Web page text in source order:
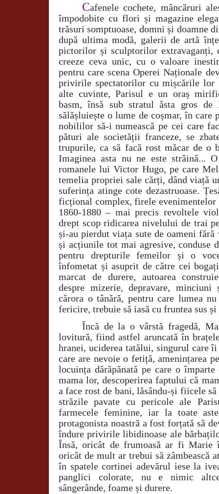
Cafenele cochete, mâncăruri
împodobite cu flori și magazine
trăsuri somptuoase, domni și doamne
după ultima modă, galerii de artă
pictorilor și sculptorilor extravaganți,
creeze ceva unic, cu o valoare
pentru care scena Operei Naționale
privirile spectatorilor cu mișcările lor
alte cuvinte, Parisul e un oraș
basm, însă sub stratul ăsta gros
sălășluiește o lume de coșmar, în care
nobililor să-i numească pe cei care
pături ale societății franceze, se
trupurile, ca să facă rost măcar de o
Imaginea asta nu ne este străină...
romanele lui Victor Hugo, pe care
temelia propriei sale cărți, dând viață
suferința atinge cote dezastruoase.
ficțional complex, firele
1860-1880 – mai precis revoltele
drept scop ridicarea nivelului de trai
și-au pierdut viața sute de oameni
și acțiunile tot mai agresive, conduse
pentru drepturile femeilor și o
înfometat și asuprit de către cei
marcat de durere, autoarea
despre mizerie, depravare,
cărora o tânără, pentru care lumea
fericire, trebuie să iasă cu fruntea sus
Încă de la o vârstă fragedă,
lovitură, fiind astfel aruncată în
hranei, uciderea tatălui, singurul care
care are nevoie o fetiță, amenințarea
locuința dărăpănată pe care o
mama lor, descoperirea faptului că
a face rost de bani, lăsându-și fiicele să
străzile pavate cu pericole ale
farmecele feminine, iar la toate
protagonista noastră a fost forțată să
îndure privirile libidinoase ale
Însă, oricât de frumoasă ar fi Marie
oricât de mult ar trebui să zâmbească
în spatele cortinei adevărul iese la
panglici colorate, nu e nimic
sângerânde, foame și durere.